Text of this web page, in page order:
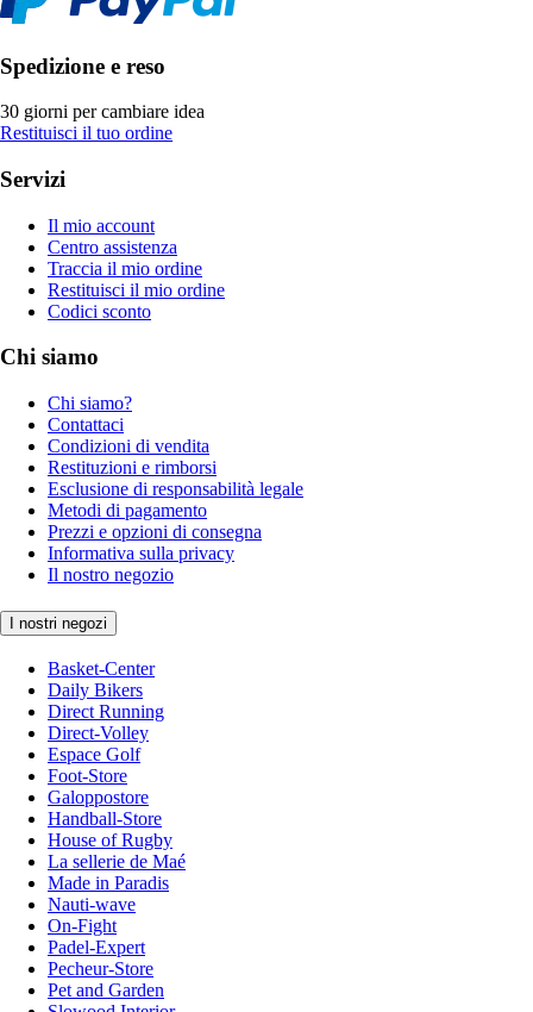
Spedizione e reso
30 giorni per cambiare idea
Restituisci il tuo ordine
Servizi
Il mio account
Centro assistenza
Traccia il mio ordine
Restituisci il mio ordine
Codici sconto
Chi siamo
Chi siamo?
Contattaci
Condizioni di vendita
Restituzioni e rimborsi
Esclusione di responsabilità legale
Metodi di pagamento
Prezzi e opzioni di consegna
Informativa sulla privacy
Il nostro negozio
I nostri negozi
Basket-Center
Daily Bikers
Direct Running
Direct-Volley
Espace Golf
Foot-Store
Galoppostore
Handball-Store
House of Rugby
La sellerie de Maé
Made in Paradis
Nauti-wave
On-Fight
Padel-Expert
Pecheur-Store
Pet and Garden